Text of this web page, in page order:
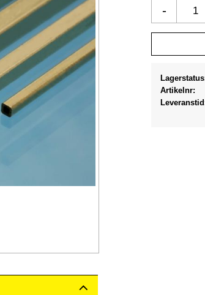
-
Lagerstatus
Artikelnr
Leveranstid